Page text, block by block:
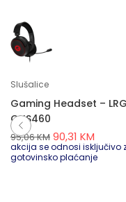
Slušalice
Gaming Headset –
GHS460
95,06KM 90,31 KM
akcija se odnosi isključivo
gotovinsko plaćanje